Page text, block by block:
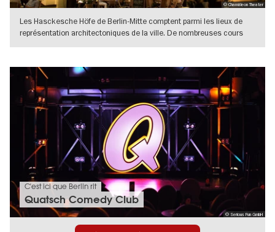
© Chamäleon Theater
Les Hasckesche Höfe de Berlin-Mitte comptent parmi les lieux de
représentation architectoniques de la ville. De nombreuses cours
© Serious Fun GmbH
C'est ici que Berlin rit
Quatsch Comedy Club